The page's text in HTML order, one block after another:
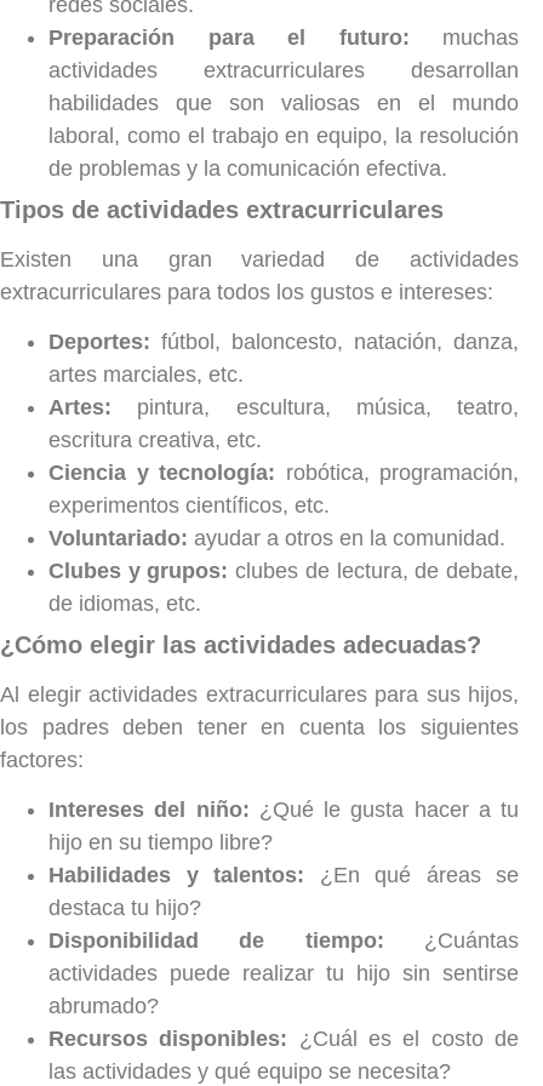
Preparación para el futuro: muchas
actividades extracurriculares desarrollan
habilidades que son valiosas en el mundo
laboral, como el trabajo en equipo, la resolución
de problemas y la comunicación efectiva.
Tipos de actividades extracurriculares
Existen una gran variedad de actividades
extracurriculares para todos los gustos e intereses:
Deportes: fútbol, baloncesto, natación, danza,
artes marciales, etc.
Artes: pintura, escultura, música, teatro,
escritura creativa, etc.
Ciencia y tecnología: robótica, programación,
experimentos científicos, etc.
Voluntariado: ayudar a otros en la comunidad.
Clubes y grupos: clubes de lectura, de debate,
de idiomas, etc.
¿Cómo elegir las actividades adecuadas?
Al elegir actividades extracurriculares para sus hijos,
los padres deben tener en cuenta los siguientes
factores:
Intereses del niño: ¿Qué le gusta hacer a tu
hijo en su tiempo libre?
Habilidades y talentos: ¿En qué áreas se
destaca tu hijo?
Disponibilidad de tiempo: ¿Cuántas
actividades puede realizar tu hijo sin sentirse
abrumado?
Recursos disponibles: ¿Cuál es el costo de
las actividades y qué equipo se necesita?